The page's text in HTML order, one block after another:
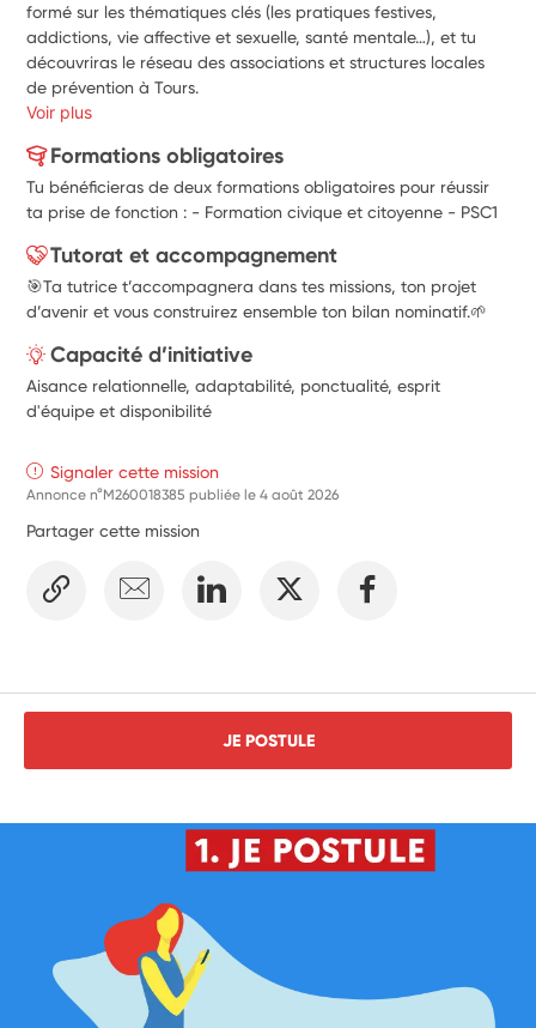
formé sur les thématiques clés (les pratiques festives,
addictions, vie affective et sexuelle, santé mentale…), et tu
découvriras le réseau des associations et structures locales
de prévention à Tours.
Voir plus
Formations obligatoires
Tu bénéficieras de deux formations obligatoires pour réussir
ta prise de fonction : - Formation civique et citoyenne - PSC1
Tutorat et accompagnement
🎯Ta tutrice t’accompagnera dans tes missions, ton projet
d’avenir et vous construirez ensemble ton bilan nominatif.🌱
Capacité d’initiative
Aisance relationnelle, adaptabilité, ponctualité, esprit
d'équipe et disponibilité
Signaler cette mission
Annonce n°M260018385 publiée le4 août 2026
Partager cette mission
JE POSTULE